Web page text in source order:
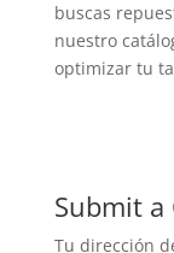
buscas
nuestro
optimizar tu
Submit
Tu dirección